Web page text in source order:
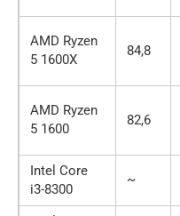
AMD Ryzen
5 1600X
84,8
AMD Ryzen
5 1600
82,6
Intel Core
i3-8300
~